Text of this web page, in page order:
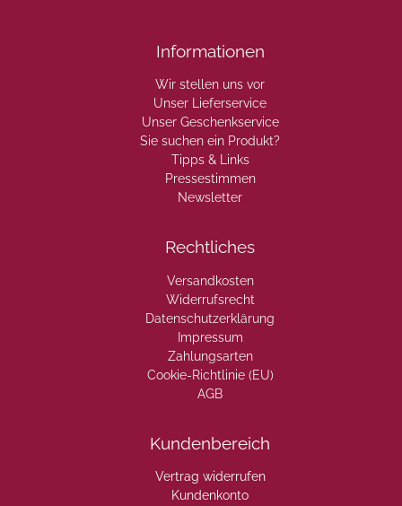
Informationen
Wir stellen uns vor
Unser Lieferservice
Unser Geschenkservice
Sie suchen ein Produkt?
Tipps & Links
Pressestimmen
Newsletter
Rechtliches
Versandkosten
Widerrufsrecht
Datenschutzerklärung
Impressum
Zahlungsarten
Cookie-Richtlinie (EU)
AGB
Kundenbereich
Vertrag widerrufen
Kundenkonto